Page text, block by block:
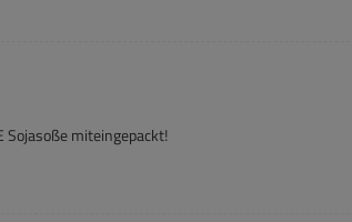
Sojasoße miteingepackt!